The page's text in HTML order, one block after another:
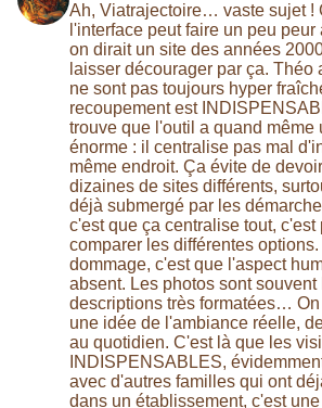
Ah, Viatrajectoire… vaste sujet !
l'interface peut faire un peu
on dirait un site des années
laisser décourager par ça. Théo
ne sont pas toujours hyper
recoupement est
trouve que l'outil a quand même
énorme : il centralise pas mal
même endroit. Ça évite de
dizaines de sites différents,
déjà submergé par les
c'est que ça centralise tout,
comparer les différentes
dommage, c'est que l'aspect
absent. Les photos sont
descriptions très formatées…
une idée de l'ambiance réelle,
au quotidien. C'est là que les
INDISPENSABLES,
avec d'autres familles qui ont
dans un établissement, c'est